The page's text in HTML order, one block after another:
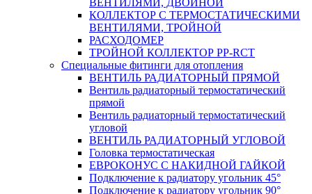
ВЕНТИЛЯМИ, ДВОЙНОЙ
КОЛЛЕКТОР С ТЕРМОСТАТИЧЕСКИМИ
ВЕНТИЛЯМИ, ТРОЙНОЙ
РАСХОДОМЕР
ТРОЙНОЙ КОЛЛЕКТОР PP-RCT
Специальные фитинги для отопления
ВЕНТИЛЬ РАДИАТОРНЫЙ ПРЯМОЙ
Вентиль радиаторный термостатический
прямой
Вентиль радиаторный термостатический
угловой
ВЕНТИЛЬ РАДИАТОРНЫЙ УГЛОВОЙ
Головка термостатическая
ЕВРОКОНУС С НАКИДНОЙ ГАЙКОЙ
Подключение к радиатору угольник 45°
Подключение к радиатору угольник 90°